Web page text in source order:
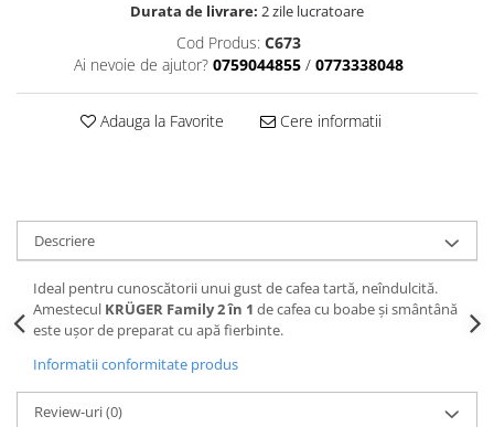
Durata de livrare: 2 zile lucratoare
Cod Produs: C673
Ai nevoie de ajutor? 0759044855 / 0773338048
Adauga la Favorite Cere informatii
Descriere
Ideal pentru cunoscătorii unui gust de cafea tartă, neîndulcită.
Amestecul KRÜGER Family 2 în 1 de cafea cu boabe și smântână
este ușor de preparat cu apă fierbinte.
Informatii conformitate produs
Review-uri(0)